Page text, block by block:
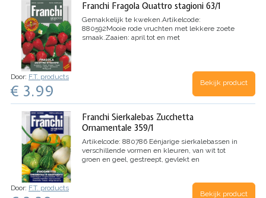
Franchi Fragola Quattro stagioni 63/1
Gemakkelijk te kweken.Artikelcode:
880592Mooie rode vruchten met lekkere zoete
smaak.Zaaien: april tot en met
Door: F.T. products
€ 3.99 Bekijk product
Franchi Sierkalebas Zucchetta
Ornamentale 359/1
Artikelcode: 880786 Eénjarige sierkalebassen in
verschillende vormen en kleuren, van wit tot
groen en geel, gestreept, gevlekt en
dus geen vruchtvlees) of zijn bitter van
Leg de kalebassen na het narijpen op een
Door: F.T. products
Bekijk product